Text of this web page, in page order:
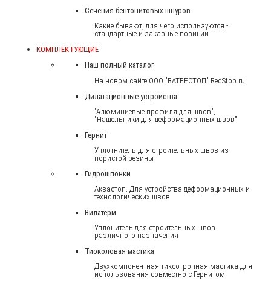
Сечения бентонитовых шнуров
Какие бывают, для чего используются -
стандартные и заказные позиции
КОМПЛЕКТУЮЩИЕ
Наш полный каталог
На новом сайте ООО "ВАТЕРСТОП" RedStop.ru
Дилатационные устройства
"Алюминиевые профиля для швов",
"Нащельники для деформационных швов"
Гернит
Уплотнитель для строительных швов из
пористой резины
Гидрошпонки
Аквастоп. Для устройства деформационных и
технологических швов
Вилатерм
Уплонитель для строительных швов
различного назначения
Тиоколовая мастика
Двухкомпонентная тиксотропная мастика для
использования совместно с Гернитом